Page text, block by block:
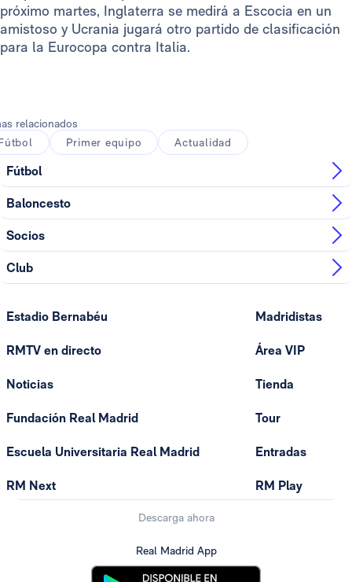
próximo martes, Inglaterra se medirá a Escocia en un
amistoso y Ucrania jugará otro partido de clasificación
para la Eurocopa contra Italia.
relacionados
Primer equipo Actualidad
Fútbol
Baloncesto
Socios
Club
Estadio Bernabéu
RMTV en directo
Noticias
Fundación Real Madrid
Escuela Universitaria Real Madrid
RM Next
Madridistas
Área VIP
Tienda
Tour
Entradas
RM Play
Descarga ahora
Real Madrid App